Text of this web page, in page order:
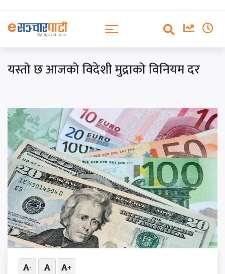
यस्तो छ आजको विदेशी मुद्राको विनियम दर
- +